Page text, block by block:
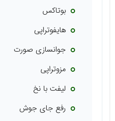
بوتاکس
هایفوتراپی
جوانسازی صورت
مزوتراپی
لیفت با نخ
رفع جای جوش